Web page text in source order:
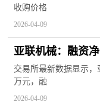
收购价格
2026-04-09
亚联机械：融资
万元
交易所最新数据显示，
万元，融
2026-04-09